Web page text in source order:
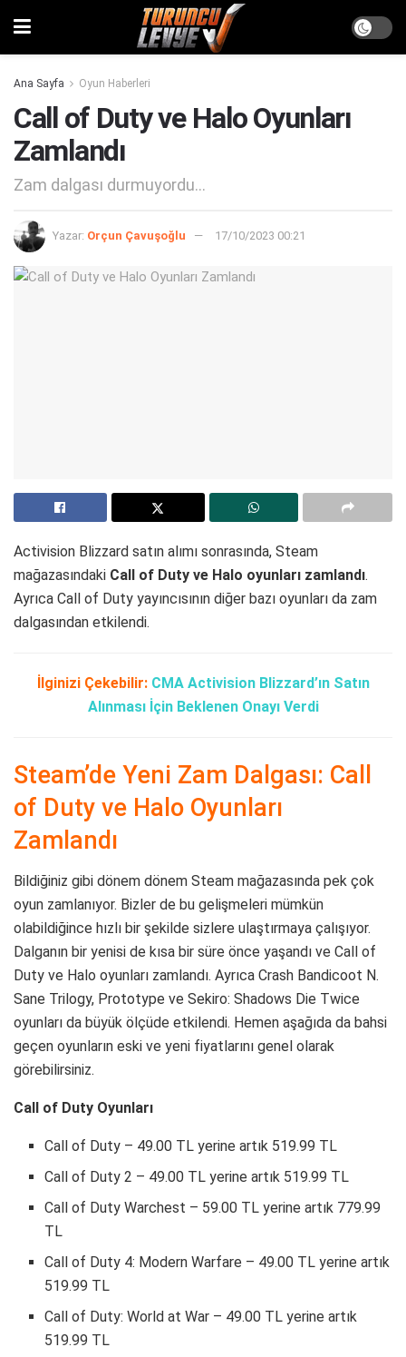
Ana Sayfa Oyun Haberleri
Call of Duty ve Halo Oyunları
Zamlandı
Zam dalgası durmuyordu...
Yazar: Orçun Çavuşoğlu 17/10/2023 00:21
Activision Blizzard satın alımı sonrasında, Steam
mağazasındaki Call of Duty ve Halo oyunları zamlandı.
Ayrıca Call of Duty yayıncısının diğer bazı oyunları da zam
dalgasından etkilendi.
İlginizi Çekebilir: CMA Activision Blizzard’ın Satın
Alınması İçin Beklenen Onayı Verdi
Steam’de Yeni Zam Dalgası: Call
of Duty ve Halo Oyunları
Zamlandı
Bildiğiniz gibi dönem dönem Steam mağazasında pek çok
oyun zamlanıyor. Bizler de bu gelişmeleri mümkün
olabildiğince hızlı bir şekilde sizlere ulaştırmaya çalışıyor.
Dalganın bir yenisi de kısa bir süre önce yaşandı ve Call of
Duty ve Halo oyunları zamlandı. Ayrıca Crash Bandicoot N.
Sane Trilogy, Prototype ve Sekiro: Shadows Die Twice
oyunları da büyük ölçüde etkilendi. Hemen aşağıda da bahsi
geçen oyunların eski ve yeni fiyatlarını genel olarak
görebilirsiniz.
Call of Duty Oyunları
Call of Duty – 49.00 TL yerine artık 519.99 TL
Call of Duty 2 – 49.00 TL yerine artık 519.99 TL
Call of Duty Warchest – 59.00 TL yerine artık 779.99
TL
Call of Duty 4: Modern Warfare – 49.00 TL yerine artık
519.99 TL
Call of Duty: World at War – 49.00 TL yerine artık
519.99 TL